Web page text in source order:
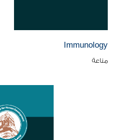
Immunology
مناعة